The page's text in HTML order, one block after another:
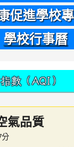
促進學校
學校行事曆
數（AQI）
氣品質
分